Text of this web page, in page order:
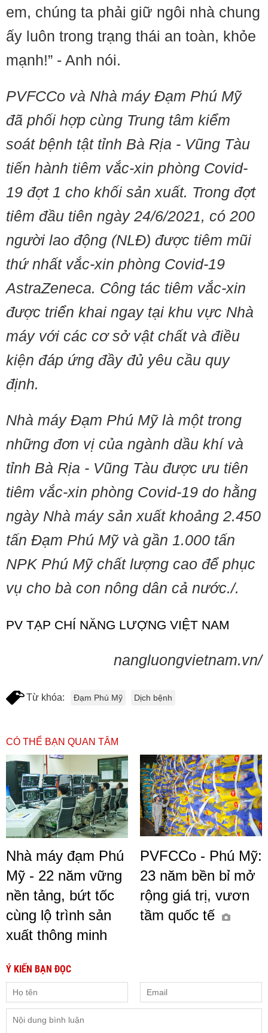
em, chúng ta phải giữ ngôi nhà chung
ấy luôn trong trạng thái an toàn, khỏe
mạnh!” - Anh nói.
PVFCCo và Nhà máy Đạm Phú Mỹ
đã phối hợp cùng Trung tâm kiểm
soát bệnh tật tỉnh Bà Rịa - Vũng Tàu
tiến hành tiêm vắc-xin phòng Covid-
19 đợt 1 cho khối sản xuất. Trong đợt
tiêm đầu tiên ngày 24/6/2021, có 200
người lao động (NLĐ) được tiêm mũi
thứ nhất vắc-xin phòng Covid-19
AstraZeneca. Công tác tiêm vắc-xin
được triển khai ngay tại khu vực Nhà
máy với các cơ sở vật chất và điều
kiện đáp ứng đầy đủ yêu cầu quy
định.
Nhà máy Đạm Phú Mỹ là một trong
những đơn vị của ngành dầu khí và
tỉnh Bà Rịa - Vũng Tàu được ưu tiên
tiêm vắc-xin phòng Covid-19 do hằng
ngày Nhà máy sản xuất khoảng 2.450
tấn Đạm Phú Mỹ và gần 1.000 tấn
NPK Phú Mỹ chất lượng cao để phục
vụ cho bà con nông dân cả nước./.
PV TẠP CHÍ NĂNG LƯỢNG VIỆT NAM
nangluongvietnam.vn/
Từ khóa: Đạm Phú Mỹ Dịch bệnh
CÓ THỂ BẠN QUAN TÂM
Nhà máy đạm Phú
Mỹ - 22 năm vững
nền tảng, bứt tốc
cùng lộ trình sản
xuất thông minh
PVFCCo - Phú Mỹ:
23 năm bền bỉ mở
rộng giá trị, vươn
tầm quốc tế
Ý KIẾN BẠN ĐỌC